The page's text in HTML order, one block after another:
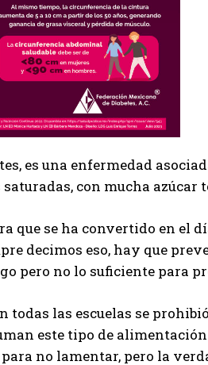
es una enfermedad
con mucha
que se ha convertido en el
decimos eso, hay que
pero no lo suficiente para
todas las escuelas se
este tipo de
no lamentar, pero la